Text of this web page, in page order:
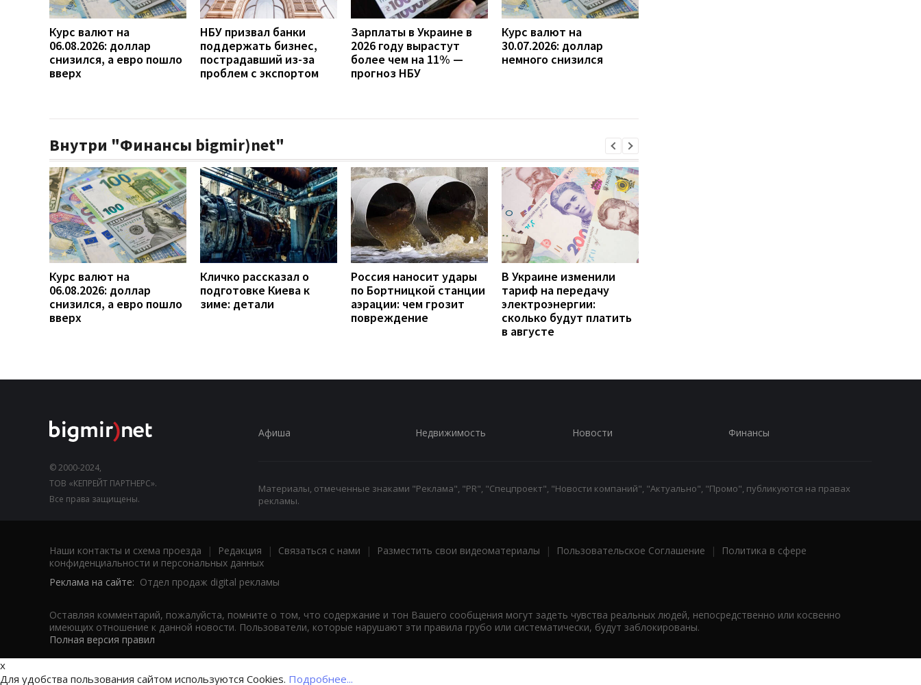
Курс валют на
06.08.2026: доллар
снизился, а евро пошло
вверх
НБУ призвал банки
поддержать бизнес,
пострадавший из-за
проблем с экспортом
Зарплаты в Украине в
2026 году вырастут
более чем на 11% —
прогноз НБУ
Курс валют на
30.07.2026: доллар
немного снизился
Внутри "Финансы bigmir)net"
Курс валют на
06.08.2026: доллар
снизился, а евро пошло
вверх
Кличко рассказал о
подготовке Киева к
зиме: детали
Россия наносит удары
по Бортницкой станции
аэрации: чем грозит
повреждение
В Украине изменили
тариф на передачу
электроэнергии:
сколько будут платить
в августе
© 2000-2024,
ТОВ «КЕПРЕЙТ ПАРТНЕРС».
Все права защищены.
Афиша Недвижимость Новости Финансы
Материалы, отмеченные знаками "Реклама", "PR", "Спецпроект", "Новости компаний", "Актуально", "Промо", публикуются на правах
рекламы.
Наши контакты и схема проезда | Редакция | Связаться с нами | Разместить свои видеоматериалы | Пользовательское Соглашение |
Политика в сфере
конфиденциальности и персональных данных
Реклама на сайте: Отдел продаж digital рекламы
Оставляя комментарий, пожалуйста, помните о том, что содержание и тон Вашего сообщения могут задеть чувства реальных людей, непосредственно или косвенно
имеющих отношение к данной новости. Пользователи, которые нарушают эти правила грубо или систематически, будут заблокированы.
Полная версия правил
x
Для удобства пользования сайтом используются Cookies. Подробнее...